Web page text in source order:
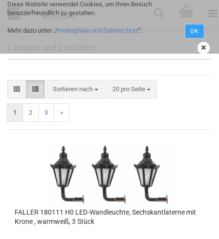
Diese Website verwendet Cookies, um Ihren Besuch
benutzerfreundlich zu gestalten.
Mehr dazu unter „Privatsphäre und Datenschutz”. OK
Sortieren nach 20 pro Seite
1 2 3 »
FALLER 180111 H0 LED-Wandleuchte, Sechskantlaterne mit
Krone , warmweiß, 3 Stück